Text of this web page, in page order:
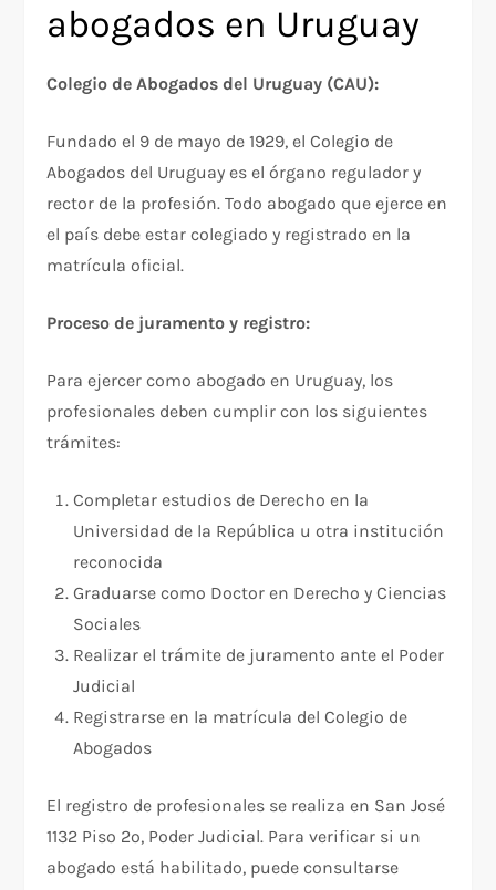
abogados en Uruguay
Colegio de Abogados del Uruguay (CAU):
Fundado el 9 de mayo de 1929, el Colegio de
Abogados del Uruguay es el órgano regulador y
rector de la profesión. Todo abogado que ejerce en
el país debe estar colegiado y registrado en la
matrícula oficial.​
Proceso de juramento y registro:
Para ejercer como abogado en Uruguay, los
profesionales deben cumplir con los siguientes
trámites:​
Completar estudios de Derecho en la
Universidad de la República u otra institución
reconocida
Graduarse como Doctor en Derecho y Ciencias
Sociales
Realizar el trámite de juramento ante el Poder
Judicial
Registrarse en la matrícula del Colegio de
Abogados
El registro de profesionales se realiza en San José
1132 Piso 2º, Poder Judicial. Para verificar si un
abogado está habilitado, puede consultarse